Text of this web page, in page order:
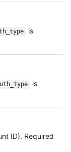
is
is
ID). Required